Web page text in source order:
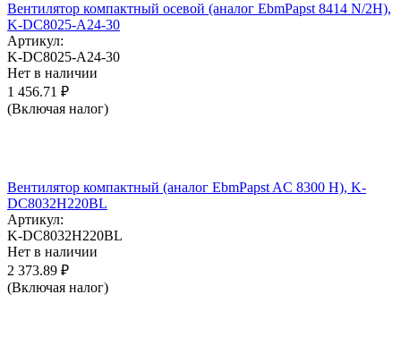
Вентилятор компактный осевой (аналог EbmPapst 8414 N/2H),
K-DC8025-A24-30
Артикул:
K-DC8025-A24-30
Нет в наличии
1 456.71 ₽
(Включая налог)
Вентилятор компактный (аналог EbmPapst AC 8300 H), K-
DC8032H220BL
Артикул:
K-DC8032H220BL
Нет в наличии
2 373.89 ₽
(Включая налог)